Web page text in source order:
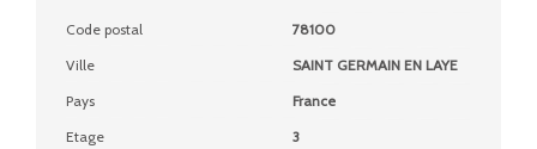
Code postal
78100
Ville
SAINT GERMAIN EN LAYE
Pays
France
Etage
3